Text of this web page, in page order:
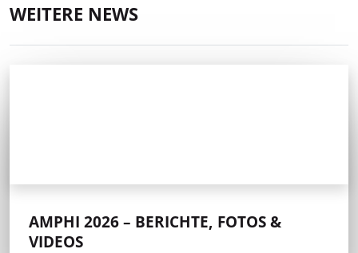
WEITERE NEWS
AMPHI 2026 – BERICHTE, FOTOS &
VIDEOS